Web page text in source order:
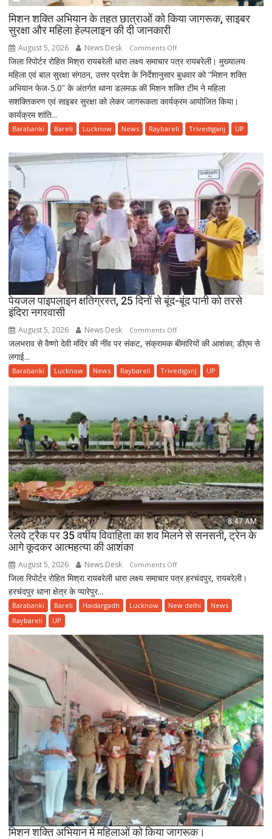
मिशन शक्ति अभियान के तहत छात्राओं को किया जागरूक, साइबर
सुरक्षा और महिला हेल्पलाइन की दी जानकारी
August 5, 2026 News Desk Comments Offon
मिशन
शक्ति
अभियान
के
छात्राओं
किया
और
महिला
हेल्पलाइन
की
दी
जानकारी
जिला रिपोर्टर रोहित मिश्रा रायबरेली धारा लक्ष्य समाचार पत्र रायबरेली। मुख्यालय
महिला एवं बाल सुरक्षा संगठन, उत्तर प्रदेश के निर्देशानुसार बुधवार को “मिशन शक्ति
अभियान फेज-5.0” के अंतर्गत थाना डलमऊ की मिशन शक्ति टीम ने महिला
सशक्तिकरण एवं साइबर सुरक्षा को लेकर जागरूकता कार्यक्रम आयोजित किया।
कार्यक्रम शांति...
Barabanki Bareli Lucknow News Raybareli Trivediganj UP
पेयजल पाइपलाइन क्षतिग्रस्त, 25 दिनों से बूंद-बूंद पानी को तरसे
इंदिरा नगरवासी
August 5, 2026 News Desk Comments Offon
पेयजल
क्षतिग्रस्त,
बूंद-
बूंद
पानी
को
तरसे
इंदिरा
नगरवासी
जलभराव से वैष्णो देवी मंदिर की नींव पर संकट, संक्रामक बीमारियों की आशंका; डीएम से
लगाई...
Barabanki Lucknow News Raybareli Trivediganj UP
रेलवे ट्रैक पर 35 वर्षीय विवाहिता का शव मिलने से सनसनी, ट्रेन के
आगे कूदकर आत्महत्या की आशंका
August 5, 2026 News Desk Comments Offon
रेलवे
पर
विवाहिता
का
शव
मिलने
सनसनी,
ट्रेन
के
आगे
कूदकर
आत्महत्या
की
आशंका
जिला रिपोर्टर रोहित मिश्रा रायबरेली धारा लक्ष्य समाचार पत्र हरचंदपुर, रायबरेली।
हरचंदपुर थाना क्षेत्र के प्यारेपुर...
Barabanki Bareli Haidargadh Lucknow New delhi
News
Raybareli
UP
मिशन शक्ति अभियान में महिलाओं को किया जागरूक।